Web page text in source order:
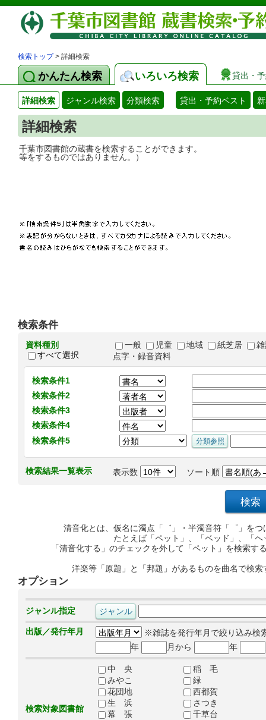
検索トップ> 詳細検索
かんたん検索 いろいろ検索 貸出・
詳細検索 ジャンル検索 分類検索 貸出・予約ベスト
詳細検索
千葉市図書館の蔵書を検索することがで
等をするものではありません。）
検索条件
資料種別
すべて選択
一般 児童 地域 紙芝居
点字・録音資料
検索条件1
検索条件2
検索条件3
検索条件4
検索条件5
検索結果一覧表示 表示数 ソート順
清音化とは、仮名に濁点「゛」・半濁音符「゜」を
たとえば「ペット」、「ベッド」、「
「清音化する」のチェックを外して「ペット」を検索
洋楽等「原題」と「邦題」があるものを曲名で検
オプション
ジャンル指定
出版／発行年月
※雑誌を発行年月で絞り込み検
年
月から 年
検索対象図書館
中 央
稲 毛
みやこ
緑
花団地
西都賀
生 浜
さつき
幕 張
千草台